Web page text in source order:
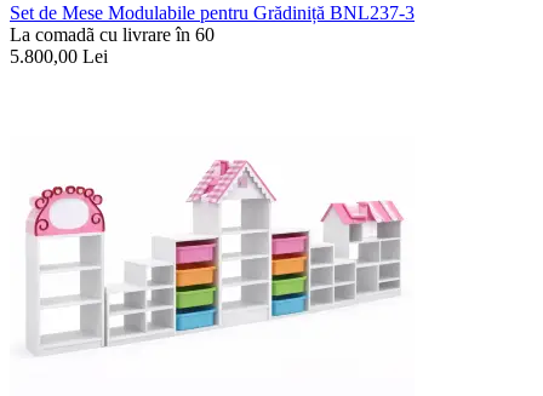
Set de Mese Modulabile pentru Grădiniță BNL237-3
La comadã cu livrare în 60
5.800,00 Lei